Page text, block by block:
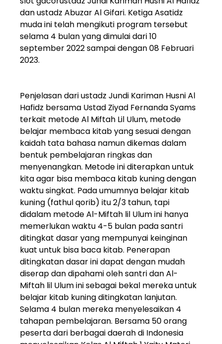
dan ustadz Abuzar Al Gifari. Ketiga Asatidz
muda ini telah mengikuti program tersebut
selama 4 bulan yang dimulai dari 10
september 2022 sampai dengan 08 Februari
2023.
Penjelasan dari ustadz Jundi Kariman Husni Al
Hafidz bersama Ustad Ziyad Fernanda Syams
terkait metode Al Miftah Lil Ulum, metode
belajar membaca kitab yang sesuai dengan
kaidah tata bahasa namun dikemas dalam
bentuk pembelajaran ringkas dan
menyenangkan. Metode ini diterapkan untuk
kita agar bisa membaca kitab kuning dengan
waktu singkat. Pada umumnya belajar kitab
kuning (fathul qorib) itu 2/3 tahun, tapi
didalam metode Al-Miftah lil Ulum ini hanya
memerlukan waktu 4-5 bulan pada santri
ditingkat dasar yang mempunyai keinginan
kuat untuk bisa baca kitab. Penerapan
ditingkatan dasar ini dapat dengan mudah
diserap dan dipahami oleh santri dan Al-
Miftah lil Ulum ini sebagai bekal mereka untuk
belajar kitab kuning ditingkatan lanjutan.
Selama 4 bulan mereka menyelesaikan 4
tahapan pembelajaran. Bersama 50 orang
peserta dari berbagai daerah di Indonesia